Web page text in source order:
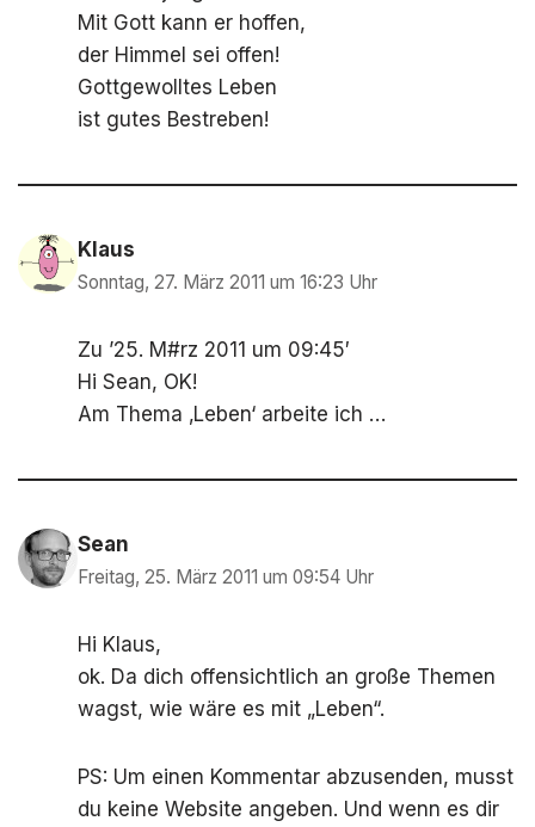
Mit Gott kann er hoffen,
der Himmel sei offen!
Gottgewolltes Leben
ist gutes Bestreben!
Klaus
Sonntag, 27. März 2011 um 16:23 Uhr
Zu ’25. M#rz 2011 um 09:45′
Hi Sean, OK!
Am Thema ‚Leben‘ arbeite ich …
Sean
Freitag, 25. März 2011 um 09:54 Uhr
Hi Klaus,
ok. Da dich offensichtlich an große Themen
wagst, wie wäre es mit „Leben“.
PS: Um einen Kommentar abzusenden, musst
du keine Website angeben. Und wenn es dir